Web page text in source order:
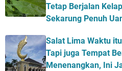
Tetap Berjalan
Sekarung Penuh
Salat Lima Waktu
Tapi juga Tempat
Menenangkan, Ini